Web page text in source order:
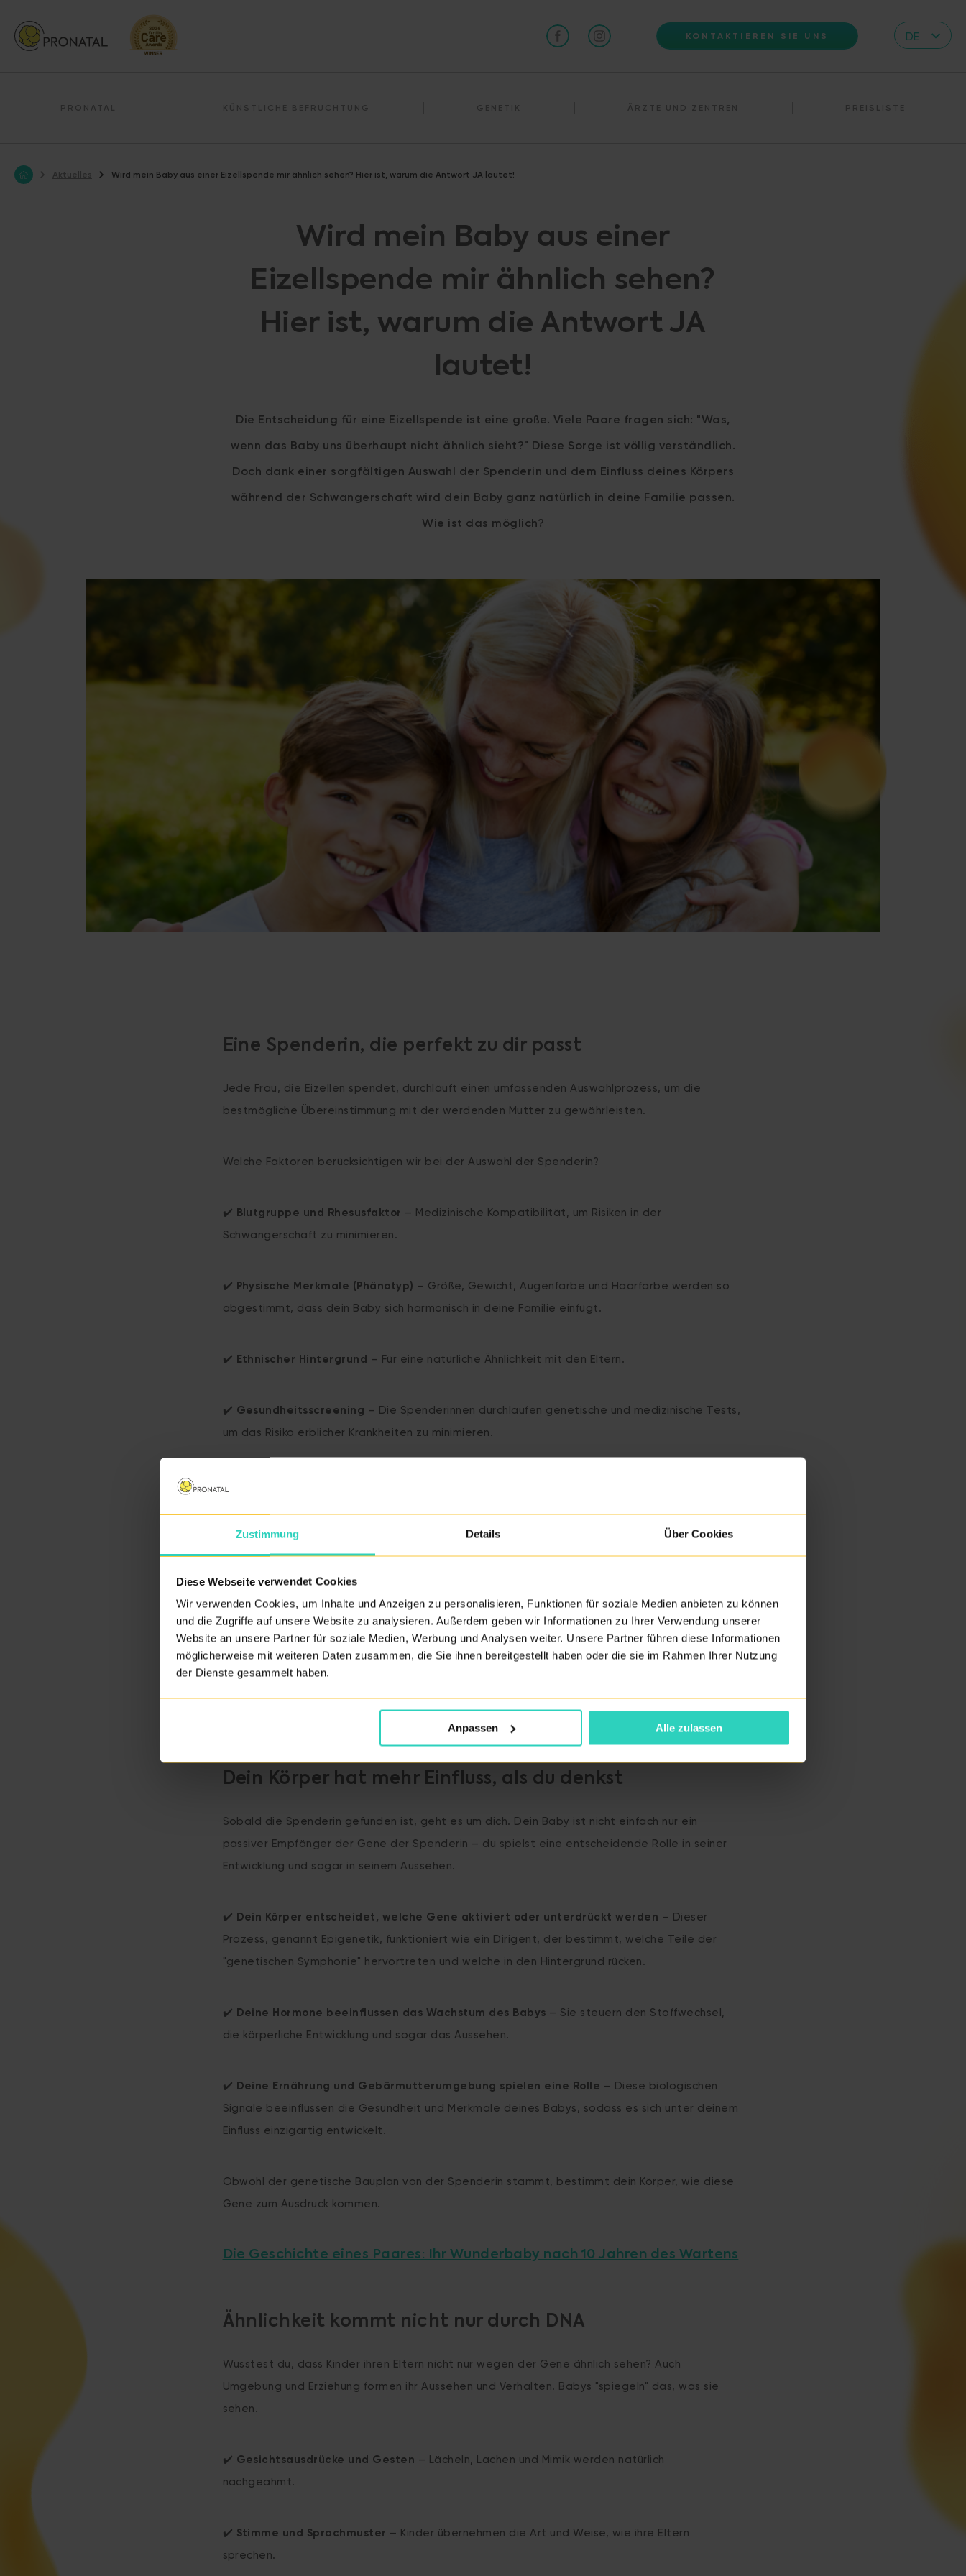
Zustimmung Details Über Cookies
Diese Webseite verwendet Cookies
Wir verwenden Cookies, um Inhalte und Anzeigen zu personalisieren, Funktionen für soziale Medien anbieten zu können
und die Zugriffe auf unsere Website zu analysieren. Außerdem geben wir Informationen zu Ihrer Verwendung unserer
Website an unsere Partner für soziale Medien, Werbung und Analysen weiter. Unsere Partner führen diese Informationen
möglicherweise mit weiteren Daten zusammen, die Sie ihnen bereitgestellt haben oder die sie im Rahmen Ihrer Nutzung
der Dienste gesammelt haben.
Anpassen Alle zulassen
KONTAKTIEREN SIE UNS
DE
PRONATAL KÜNSTLICHE BEFRUCHTUNG GENETIK ÄRZTE UND ZENTREN PREISLISTE
Aktuelles Wird mein Baby aus einer Eizellspende mir ähnlich sehen? Hier ist, warum die Antwort JA lautet!
Wird mein Baby aus einer
Eizellspende mir ähnlich sehen?
Hier ist, warum die Antwort JA
lautet!
Die Entscheidung für eine Eizellspende ist eine große. Viele Paare fragen sich: "Was,
wenn das Baby uns überhaupt nicht ähnlich sieht?" Diese Sorge ist völlig verständlich.
Doch dank einer sorgfältigen Auswahl der Spenderin und dem Einfluss deines Körpers
während der Schwangerschaft wird dein Baby ganz natürlich in deine Familie passen.
Wie ist das möglich?
Eine Spenderin, die perfekt zu dir passt
Jede Frau, die Eizellen spendet, durchläuft einen umfassenden Auswahlprozess, um die
bestmögliche Übereinstimmung mit der werdenden Mutter zu gewährleisten.
Welche Faktoren berücksichtigen wir bei der Auswahl der Spenderin?
✔️ Blutgruppe und Rhesusfaktor – Medizinische Kompatibilität, um Risiken in der
Schwangerschaft zu minimieren.
✔️ Physische Merkmale (Phänotyp) – Größe, Gewicht, Augenfarbe und Haarfarbe werden so
abgestimmt, dass dein Baby sich harmonisch in deine Familie einfügt.
✔️ Ethnischer Hintergrund – Für eine natürliche Ähnlichkeit mit den Eltern.
✔️ Gesundheitsscreening – Die Spenderinnen durchlaufen genetische und medizinische Tests,
um das Risiko erblicher Krankheiten zu minimieren.
Bei Pronatal gehen wir noch weiter
Die Auswahl einer Spenderin beschränkt sich nicht nur auf äußerliche Merkmale. Wir
berücksichtigen auch Persönlichkeit, Lebensstil und Interessen, um sicherzustellen, dass dein
✔️ Ist die Spenderin sportlich oder künstlerisch begabt?
✔️ Wie sieht ihr Bildungs- und Berufsweg aus?
Dein Körper hat mehr Einfluss, als du denkst
Sobald die Spenderin gefunden ist, geht es um dich. Dein Baby ist nicht einfach nur ein
passiver Empfänger der Gene der Spenderin – du spielst eine entscheidende Rolle in seiner
Entwicklung und sogar in seinem Aussehen.
✔️ Dein Körper entscheidet, welche Gene aktiviert oder unterdrückt werden – Dieser
Prozess, genannt Epigenetik, funktioniert wie ein Dirigent, der bestimmt, welche Teile der
"genetischen Symphonie" hervortreten und welche in den Hintergrund rücken.
✔️ Deine Hormone beeinflussen das Wachstum des Babys – Sie steuern den Stoffwechsel,
die körperliche Entwicklung und sogar das Aussehen.
✔️ Deine Ernährung und Gebärmutterumgebung spielen eine Rolle – Diese biologischen
Signale beeinflussen die Gesundheit und Merkmale deines Babys, sodass es sich unter deinem
Einfluss einzigartig entwickelt.
Obwohl der genetische Bauplan von der Spenderin stammt, bestimmt dein Körper, wie diese
Gene zum Ausdruck kommen.
Die Geschichte eines Paares: Ihr Wunderbaby nach 10 Jahren des Wartens
Ähnlichkeit kommt nicht nur durch DNA
Wusstest du, dass Kinder ihren Eltern nicht nur wegen der Gene ähnlich sehen? Auch
Umgebung und Erziehung formen ihr Aussehen und Verhalten. Babys "spiegeln" das, was sie
sehen.
✔️ Gesichtsausdrücke und Gesten – Lächeln, Lachen und Mimik werden natürlich
nachgeahmt.
✔️ Stimme und Sprachmuster – Kinder übernehmen die Art und Weise, wie ihre Eltern
sprechen.